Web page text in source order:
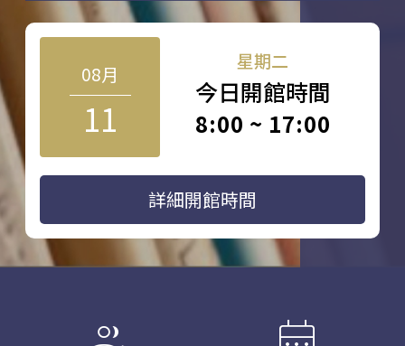
08月
11
星期二
今日開館時間
8:00 ~ 17:00
詳細開館時間